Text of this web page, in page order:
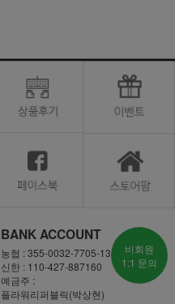
BANK ACCOUNT
농협 : 355-0032-7705-13
신한 : 110-427-887160
예금주 :
플라워리퍼블릭(박상현)
비회원
1:1 문의